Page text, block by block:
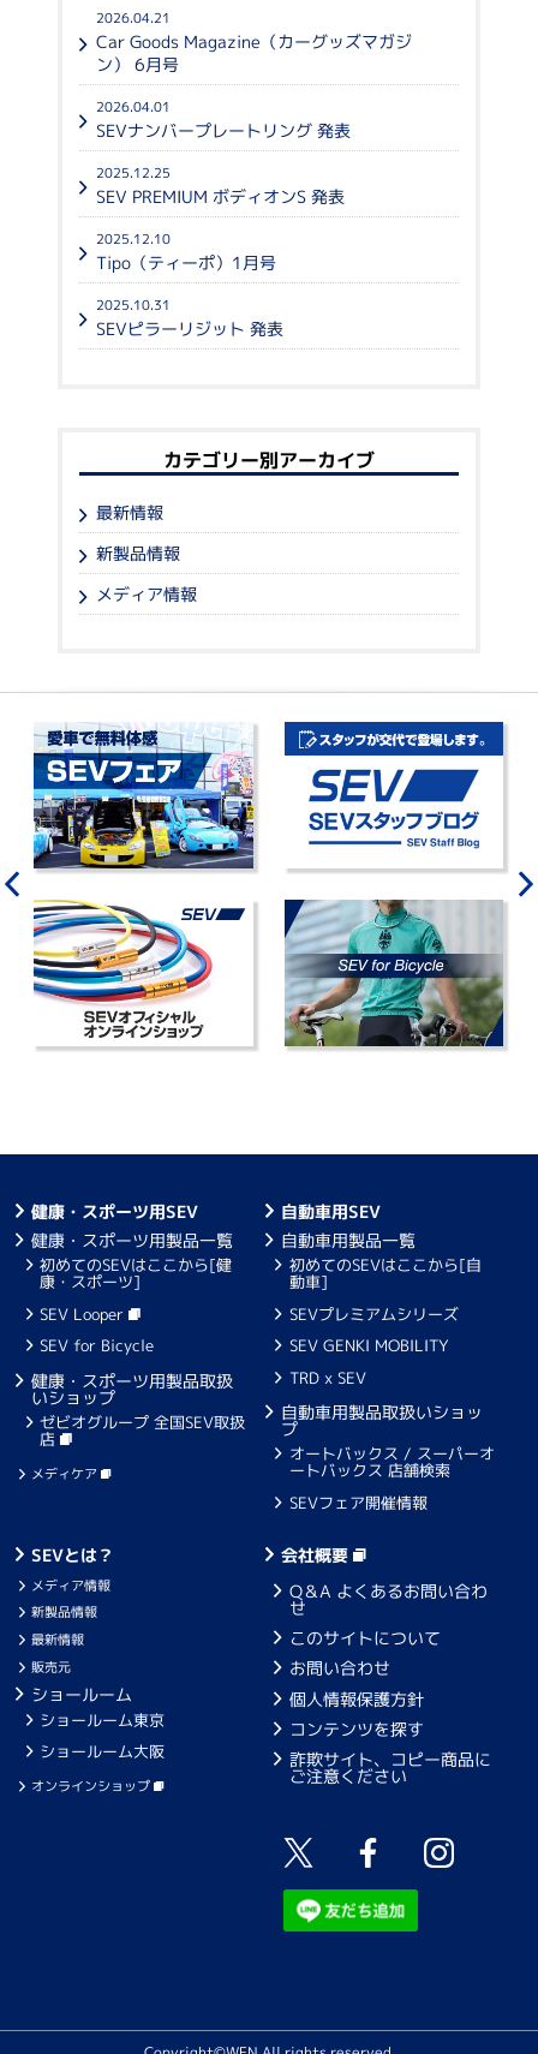
2026.04.21
Car Goods Magazine（カーグッズマガジ
ン） 6月号
2026.04.01
SEVナンバープレートリング 発表
2025.12.25
SEV PREMIUM ボディオンS 発表
2025.12.10
Tipo（ティーポ）1月号
2025.10.31
SEVピラーリジット 発表
カテゴリー別アーカイブ
最新情報
新製品情報
メディア情報
健康・スポーツ用SEV
健康・スポーツ用製品一覧
初めてのSEVはここから[健
康・スポーツ]
SEV Looper
SEV for Bicycle
健康・スポーツ用製品取扱
いショップ
ゼビオグループ 全国SEV取扱
店
メディケア
自動車用SEV
自動車用製品一覧
初めてのSEVはここから[自
動車]
SEVプレミアムシリーズ
SEV GENKI MOBILITY
TRD x SEV
自動車用製品取扱いショッ
プ
オートバックス / スーパーオ
ートバックス 店舗検索
SEVフェア開催情報
SEVとは？
メディア情報
新製品情報
最新情報
販売元
ショールーム
ショールーム東京
ショールーム大阪
オンラインショップ
会社概要
Q＆A よくあるお問い合わ
せ
このサイトについて
お問い合わせ
個人情報保護方針
コンテンツを探す
詐欺サイト、コピー商品に
ご注意ください